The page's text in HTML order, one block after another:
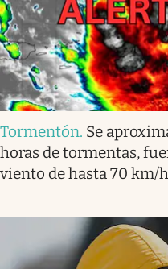
Tormentón. Se
horas de tormentas,
viento de hasta 70 km/h